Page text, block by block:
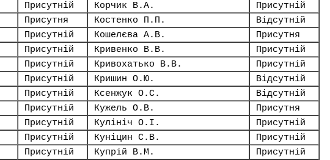
Присутній Корчик В.А.
Присутній
Присутня Костенко П.П.
Відсутній
Присутній Кошелєва А.В.
Присутня
Присутній Кривенко В.В.
Присутній
Присутній Кривохатько В.В.
Присутній
Присутній Кришин О.Ю.
Відсутній
Присутній Ксенжук О.С.
Відсутній
Присутній Кужель О.В.
Присутня
Присутній Кулініч О.І.
Присутній
Присутній Куніцин С.В.
Присутній
Присутній Купрій В.М.
Присутній